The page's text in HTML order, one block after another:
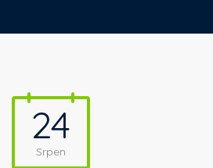
24
Srpen